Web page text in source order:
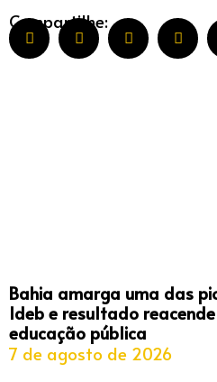
Compartilhe:
Bahia amarga uma das
Ideb e resultado
educação pública
7 de agosto de 2026